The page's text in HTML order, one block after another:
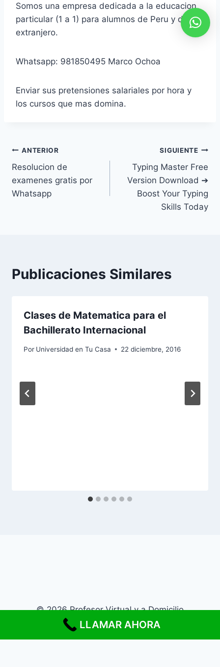
Somos una empresa dedicada a la educacion
particular (1 a 1) para alumnos de Peru y del
extranjero.
Whatsapp: 981850495 Marco Ochoa
Enviar sus pretensiones salariales por hora y
los cursos que mas domina.
Navegación
de
entradas
ANTERIOR
Resolucion de
examenes gratis por
Whatsapp
SIGUIENTE
Typing Master Free
Version Download ➔
Boost Your Typing
Skills Today
Publicaciones Similares
Clases de Matematica para el
Bachillerato Internacional
Por Universidad en Tu Casa 22 diciembre, 2016
© 2026 Profesor Virtual y a Domicilio
LLAMAR AHORA